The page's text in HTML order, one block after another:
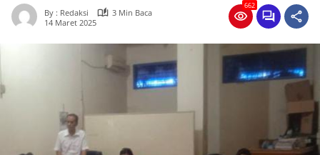
By : Redaksi
3 Min Baca
14 Maret 2025
662